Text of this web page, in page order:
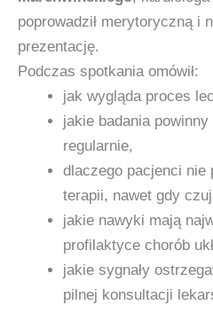
poprowadził merytoryczną i
prezentację.
Podczas spotkania omówił:
jak wygląda proces
jakie badania
regularnie,
dlaczego pacjenci nie
terapii, nawet gdy
jakie nawyki mają
profilaktyce chorób
jakie sygnały
pilnej konsultacji